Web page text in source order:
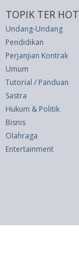
TOPIK TER HOT
Undang-Undang
Pendidikan
Perjanjian Kontrak
Umum
Tutorial / Panduan
Sastra
Hukum & Politik
Bisnis
Olahraga
Entertainment